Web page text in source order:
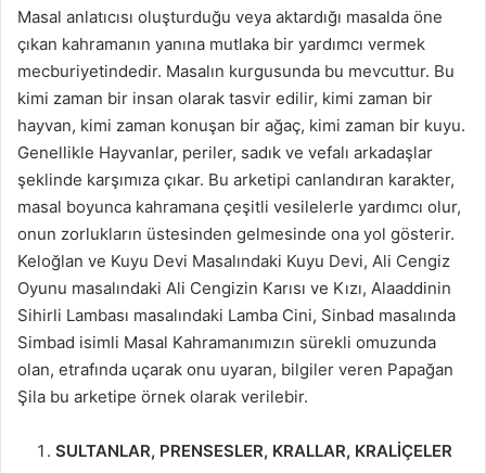
Masal anlatıcısı oluşturduğu veya aktardığı masalda öne
çıkan kahramanın yanına mutlaka bir yardımcı vermek
mecburiyetindedir. Masalın kurgusunda bu mevcuttur. Bu
kimi zaman bir insan olarak tasvir edilir, kimi zaman bir
hayvan, kimi zaman konuşan bir ağaç, kimi zaman bir kuyu.
Genellikle Hayvanlar, periler, sadık ve vefalı arkadaşlar
şeklinde karşımıza çıkar. Bu arketipi canlandıran karakter,
masal boyunca kahramana çeşitli vesilelerle yardımcı olur,
onun zorlukların üstesinden gelmesinde ona yol gösterir.
Keloğlan ve Kuyu Devi Masalındaki Kuyu Devi, Ali Cengiz
Oyunu masalındaki Ali Cengizin Karısı ve Kızı, Alaaddinin
Sihirli Lambası masalındaki Lamba Cini, Sinbad masalında
Simbad isimli Masal Kahramanımızın sürekli omuzunda
olan, etrafında uçarak onu uyaran, bilgiler veren Papağan
Şila bu arketipe örnek olarak verilebir.
SULTANLAR, PRENSESLER, KRALLAR, KRALİÇELER